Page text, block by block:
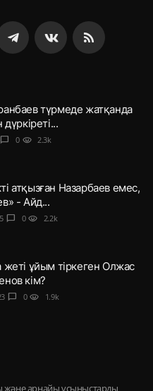
түрмеде жатқанда
дүркіреті...
chat_bubble 0 visibility 2.3k
атқызған Назарбаев емес,
- Айд...
chat_bubble 0 visibility 2.2k
жеті ұйым тіркеген Олжас
кім?
chat_bubble 0 visibility 1.9k
және арнайы ұсыныстарды